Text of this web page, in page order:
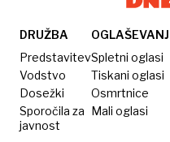
najgnusnejša
navada
antike
laž?
DRUŽBA
Predstavitev
Vodstvo
Dosežki
Sporočila za
javnost
Spletni oglasi
Tiskani oglasi
Osmrtnice
Mali oglasi